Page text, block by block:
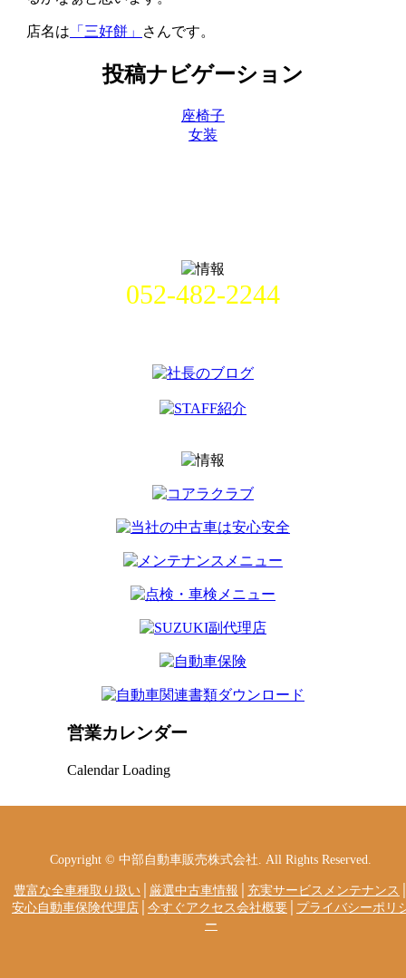
店名は 「三好餅」 さんです。
投稿ナビゲーション
座椅子
女装
052-482-2244
営業カレンダー
Calendar Loading
Copyright © 中部自動車販売株式会社. All Rights Reserved.
豊富な全車種取り扱い│ 厳選中古車情報 充実サービスメンテナンス
安心自動車保険代理店│ 今すぐアクセス会社概要│ プライバシーポリ
ー